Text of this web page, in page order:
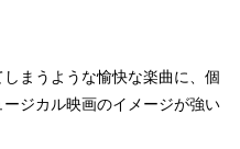
まうような愉快な楽曲に、個
ジカル映画のイメージが強い